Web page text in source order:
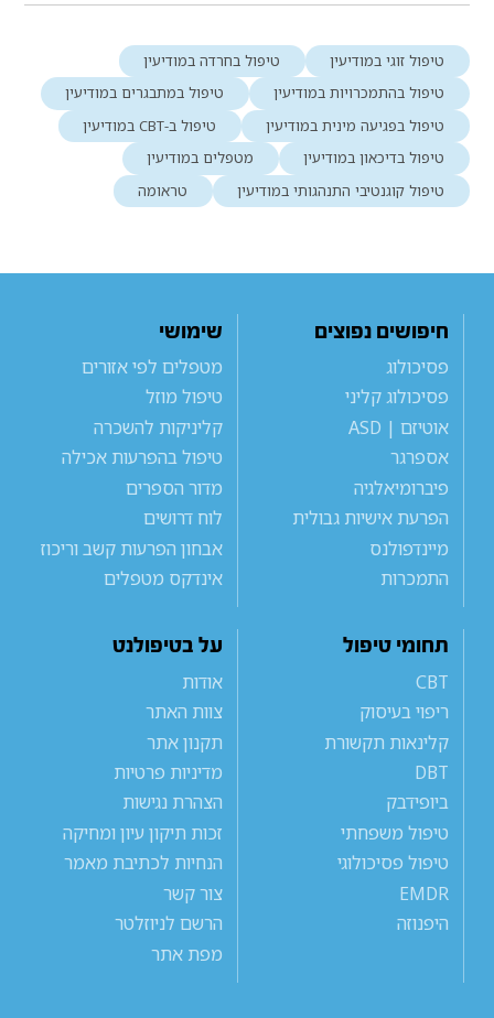
טיפול זוגי במודיעין
טיפול בחרדה במודיעין
טיפול בהתמכרויות במודיעין
טיפול במתבגרים במודיעין
טיפול בפגיעה מינית במודיעין
טיפול ב-CBT במודיעין
טיפול בדיכאון במודיעין
מטפלים במודיעין
טיפול קוגנטיבי התנהגותי במודיעין
טראומה
חיפושים נפוצים
פסיכולוג
פסיכולוג קליני
אוטיזם | ASD
אספרגר
פיברומיאלגיה
הפרעת אישיות גבולית
מיינדפולנס
התמכרות
שימושי
מטפלים לפי אזורים
טיפול מוזל
קליניקות להשכרה
טיפול בהפרעות אכילה
מדור הספרים
לוח דרושים
אבחון הפרעות קשב וריכוז
אינדקס מטפלים
תחומי טיפול
CBT
ריפוי בעיסוק
קלינאות תקשורת
DBT
ביופידבק
טיפול משפחתי
טיפול פסיכולוגי
EMDR
היפנוזה
על בטיפולנט
אודות
צוות האתר
תקנון אתר
מדיניות פרטיות
הצהרת נגישות
זכות תיקון עיון ומחיקה
הנחיות לכתיבת מאמר
צור קשר
הרשם לניוזלטר
מפת אתר